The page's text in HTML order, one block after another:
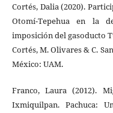
Cortés, Dalia (2020).
Otomí-Tepehua en la
imposición del gasoducto
Cortés, M. Olivares & C.
México: UAM.
Franco, Laura (2012).
Ixmiquilpan. Pachuca: